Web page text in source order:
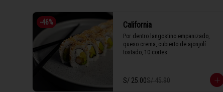
-46% California
Por dentro langostino empanizado,
queso crema, cubierto de ajonjolí
tostado, 10 cortes
S/ 25.00S/ 45.90